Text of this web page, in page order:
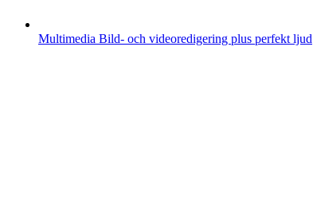
Multimedia Bild- och videoredigering plus perfekt ljud